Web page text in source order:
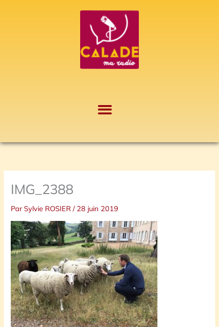
IMG_2388
ParSylvie ROSIER/ 28 juin 2019